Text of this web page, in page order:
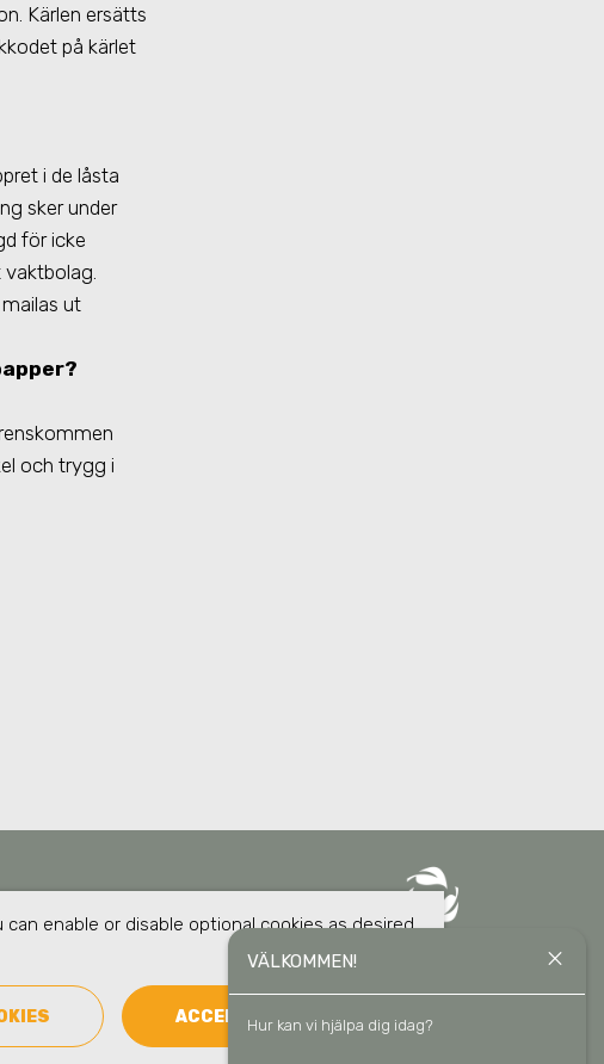
VÄLKOMMEN! close
Hur kan vi hjälpa dig idag?
Kärlen ersätts
på kärlet
i de låsta
sker under
för icke
vaktbolag.
ut
och trygg i
enable or disable optional cookies as desired.
ACCEPT ALL COOKIES